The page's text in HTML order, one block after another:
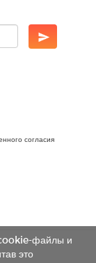
файлы и
это
согласия